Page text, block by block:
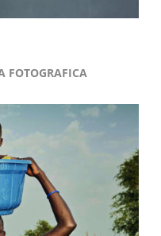
FOTOGRAFICA